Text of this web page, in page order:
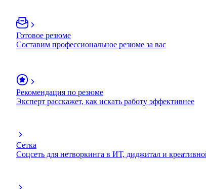
Готовое резюме
Составим профессиональное резюме за вас
Рекомендация по резюме
Эксперт расскажет, как искать работу эффективнее
Сетка
Соцсеть для нетворкинга в ИТ, диджитал и